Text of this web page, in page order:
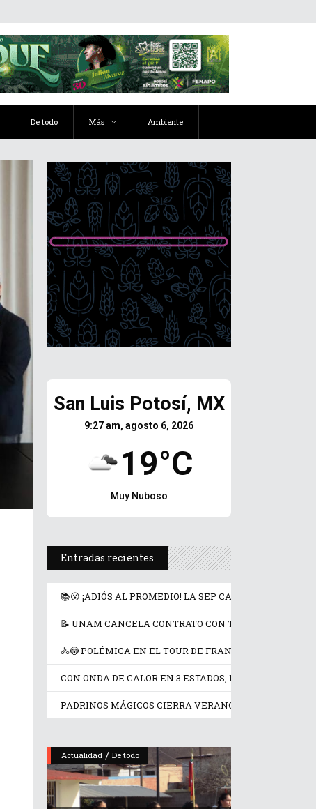
De todo Más Ambiente
San Luis Potosí, MX
9:27 am, agosto 6, 2026
19°C
Muy Nuboso
Entradas recientes
📚😮 ¡ADIÓS AL PROMEDIO! LA SEP CAMBIA LAS
📝 UNAM CANCELA CONTRATO CON TERRITORIUM
🚴😳 POLÉMICA EN EL TOUR DE FRANCIA FEMENINO
CON ONDA DE CALOR EN 3 ESTADOS, ESTE JUEVES
PADRINOS MÁGICOS CIERRA VERANO CON
Actualidad / De todo